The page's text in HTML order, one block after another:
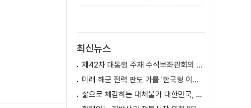
최신뉴스
제42차 대통령 주재 수석보좌관회의 이재명 대통령 모두말씀
미래 해군 전력 판도 가를 '한국형 이지스구축함' 건조 본격화 [K-정책 사용법]
삶으로 체감하는 대체불가 대한민국, 무엇이 달라지나? [정.주.행]